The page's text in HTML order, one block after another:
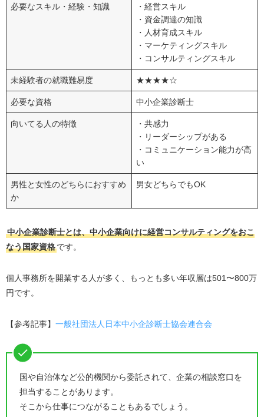
必要なスキル・経験・知識
・経営スキル
・資金調達の知識
・人材育成スキル
・マーケティングスキル
・コンサルティングスキル
未経験者の就職難易度 ★★★★☆
必要な資格 中小企業診断士
向いてる人の特徴
・共感力
・リーダーシップがある
・コミュニケーション能力が高
い
男性と女性のどちらにおすすめ
か
男女どちらでもOK
中小企業診断士とは、中小企業向けに経営コンサルティングをおこ
なう国家資格です。
個人事務所を開業する人が多く、もっとも多い年収層は501〜800万
円です。
【参考記事】 一般社団法人日本中小企診断士協会連合会
国や自治体など公的機関から委託されて、企業の相談窓口を
担当することがあります。
そこから仕事につながることもあるでしょう。